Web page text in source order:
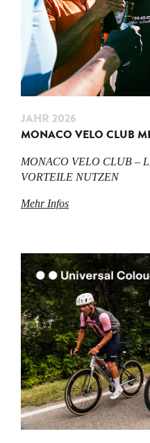
JAHR 2026
MONACO VELO CLUB
MONACO VELO CLUB –
VORTEILE NUTZEN
Mehr Infos